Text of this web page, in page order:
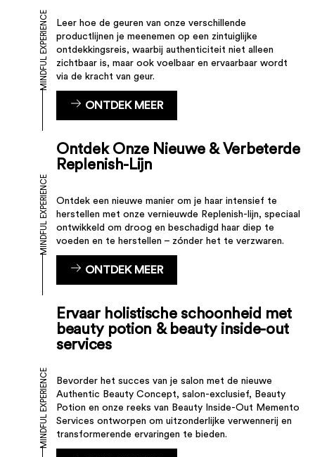
Leer hoe de geuren van onze verschillende
productlijnen je meenemen op een zintuiglijke
ontdekkingsreis, waarbij authenticiteit niet alleen
zichtbaar is, maar ook voelbaar en ervaarbaar wordt
via de kracht van geur.
ONTDEK MEER
MINDFUL EXPERIENCE
Ontdek Onze Nieuwe & Verbeterde
Replenish-Lijn
Ontdek een nieuwe manier om je haar intensief te
herstellen met onze vernieuwde Replenish-lijn, speciaal
ontwikkeld om droog en beschadigd haar diep te
voeden en te herstellen – zónder het te verzwaren.
ONTDEK MEER
MINDFUL EXPERIENCE
Ervaar holistische schoonheid met
beauty potion & beauty inside-out
services
Bevorder het succes van je salon met de nieuwe
Authentic Beauty Concept, salon-exclusief, Beauty
Potion en onze reeks van Beauty Inside-Out Memento
Services ontworpen om uitzonderlijke verwennerij en
transformerende ervaringen te bieden.
MINDFUL EXPERIENCE